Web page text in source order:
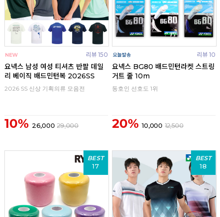
리뷰 150
요넥스 남성 여성 티셔츠 반팔 데일
리 베이직 배드민턴복 2026SS
2026 SS 신상 기획의류 모음전
10% 26,000 29,000
리뷰 10
요넥스 BG80 배드민턴라켓 스트링
거트 줄 10m
동호인 선호도 1위
20% 10,000 12,500
BEST
17
BEST
18